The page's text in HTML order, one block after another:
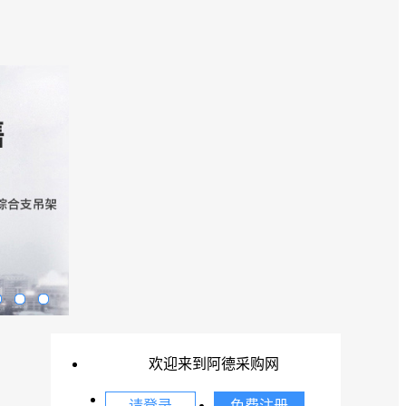
欢迎来到阿德采购网